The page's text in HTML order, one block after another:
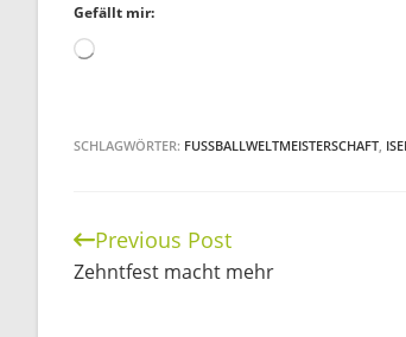
Gefällt mir:
Wird
SCHLAGWÖRTER: FUSSBALLWELTMEISTERSCHAFT
Continue
Reading
Previous Post
Zehntfest macht mehr